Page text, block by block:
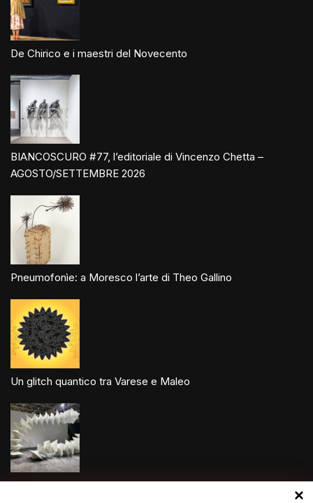
De Chirico e i maestri del Novecento
BIANCOSCURO #77, l’editoriale di Vincenzo Chetta –
AGOSTO/SETTEMBRE 2026
Pneumofonìe: a Moresco l’arte di Theo Gallino
Un glitch quantico tra Varese e Maleo
Speciale Art Basel 2026